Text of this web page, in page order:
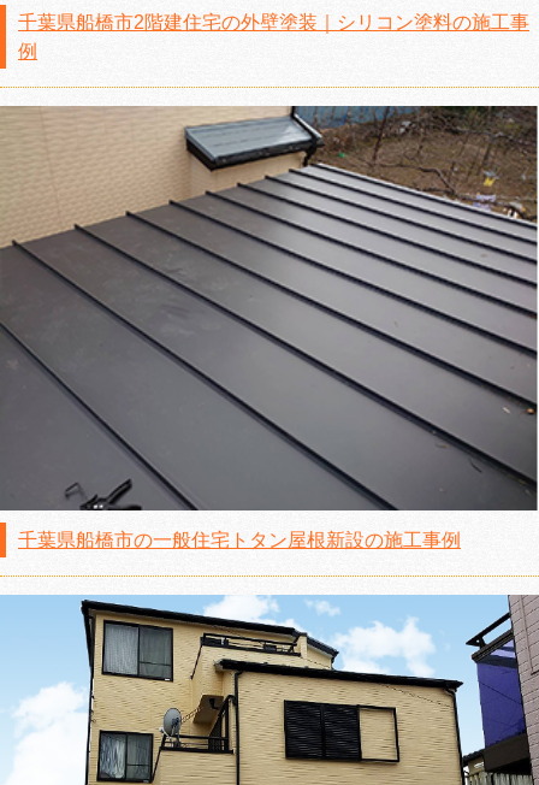
千葉県船橋市2階建住宅の外壁塗装｜シリコン塗料の施工事
例
千葉県船橋市の一般住宅トタン屋根新設の施工事例